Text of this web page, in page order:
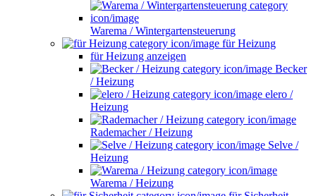
Warema / Wintergartensteuerung
für Heizung
für Heizung anzeigen
Becker
/ Heizung
elero /
Heizung
Rademacher / Heizung
Selve /
Heizung
Warema / Heizung